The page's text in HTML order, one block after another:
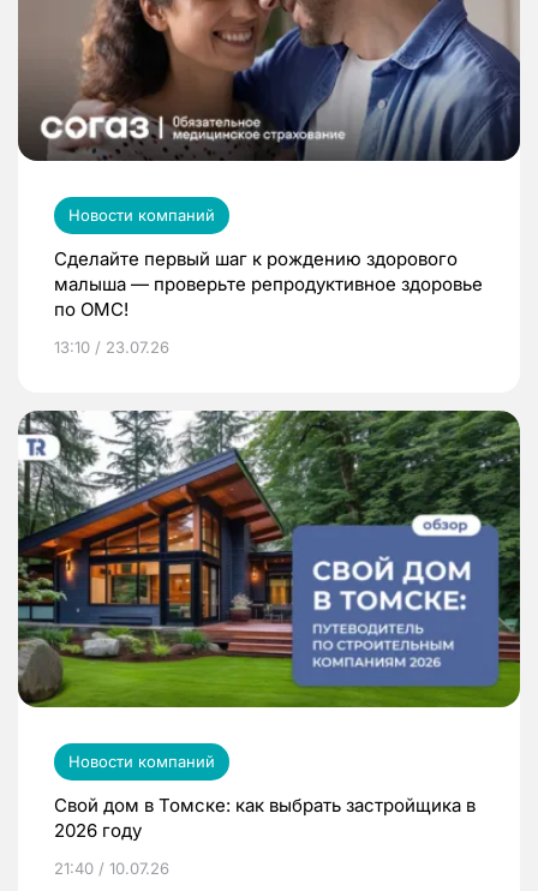
Новости компаний
Сделайте первый шаг к рождению здорового
малыша — проверьте репродуктивное здоровье
по ОМС!
13:10 / 23.07.26
Новости компаний
Свой дом в Томске: как выбрать застройщика в
2026 году
21:40 / 10.07.26